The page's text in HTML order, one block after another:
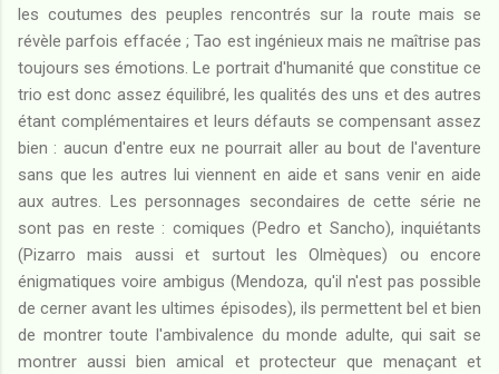
les coutumes des peuples rencontrés sur la route mais se
révèle parfois effacée ; Tao est ingénieux mais ne maîtrise pas
toujours ses émotions. Le portrait d'humanité que constitue ce
trio est donc assez équilibré, les qualités des uns et des autres
étant complémentaires et leurs défauts se compensant assez
bien : aucun d'entre eux ne pourrait aller au bout de l'aventure
sans que les autres lui viennent en aide et sans venir en aide
aux autres. Les personnages secondaires de cette série ne
sont pas en reste : comiques (Pedro et Sancho), inquiétants
(Pizarro mais aussi et surtout les Olmèques) ou encore
énigmatiques voire ambigus (Mendoza, qu'il n'est pas possible
de cerner avant les ultimes épisodes), ils permettent bel et bien
de montrer toute l'ambivalence du monde adulte, qui sait se
montrer aussi bien amical et protecteur que menaçant et